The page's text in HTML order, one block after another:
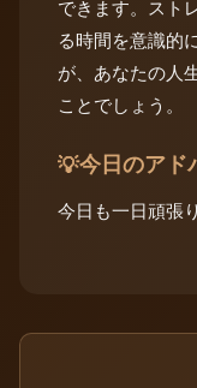
できます。スト
る時間を意識的
が、あなたの人
ことでしょう。
💡今日のアド
今日も一日頑張